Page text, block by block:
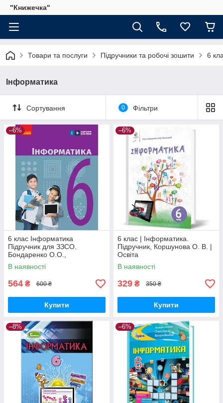
"Книжечка"
Товари та послуги Підручники та робочі зошити 6
Інформатика
Сортування 0 Фільтри
–6%
6 клас Інформатика
Підручник для ЗЗСО.
Бондаренко О.О.,
Ластовецький В.В. Ранок
В наявності
564 ₴ 600 ₴
Купити
–6%
6 клас | Інформатика.
Підручник, Коршунова О. В. |
Освіта
В наявності
329 ₴ 350 ₴
Купити
–8% –6%